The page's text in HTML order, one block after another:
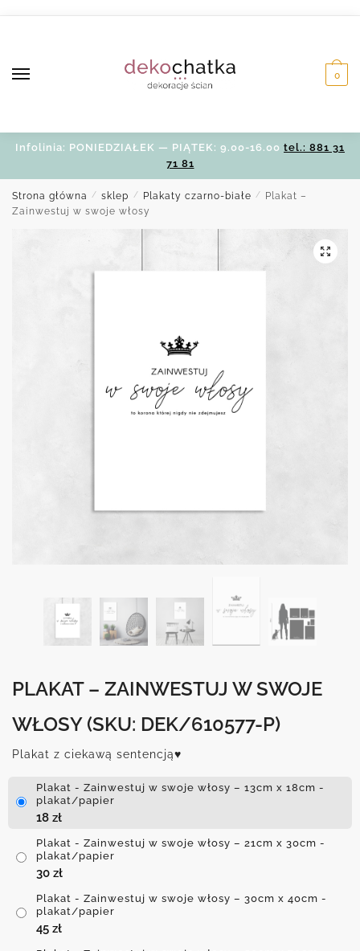
0
Infolinia: PONIEDZIAŁEK — PIĄTEK: 9.00-16.00 tel.: 881 31
71 81
Strona główna / sklep / Plakaty czarno-białe /
Plakat –
Zainwestuj w swoje włosy
PLAKAT – ZAINWESTUJ W SWOJE
WŁOSY (SKU: DEK/610577-P)
Plakat z ciekawą sentencją♥
Plakat - Zainwestuj w swoje włosy – 13cm x 18cm -
plakat/papier
18 zł
Plakat - Zainwestuj w swoje włosy – 21cm x 30cm -
plakat/papier
30 zł
Plakat - Zainwestuj w swoje włosy – 30cm x 40cm -
plakat/papier
45 zł